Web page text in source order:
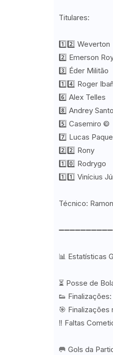
Titulares:
1️⃣2️⃣ Weverton
2️⃣ Emerson
3️⃣ Éder Militão
1️⃣4️⃣ Roger
6️⃣ Alex Telles
8️⃣ Andrey
5️⃣ Casemiro ©️
7️⃣ Lucas
2️⃣2️⃣ Rony
1️⃣0️⃣ Rodrygo
1️⃣1️⃣ Vinícius
Técnico:
📊 Estatísticas
⏳ Posse de
👟
🎯
‼️ Faltas
🥅 Gols da